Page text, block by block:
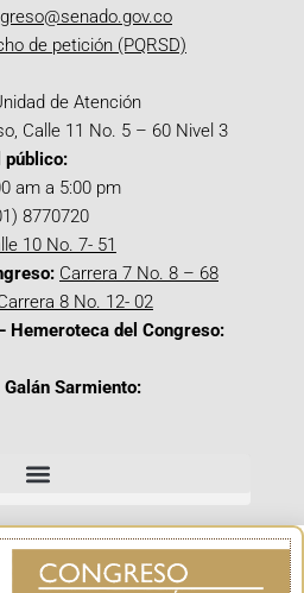
de petición (PQRSD)
de Atención
Calle 11 No. 5 – 60 Nivel 3
público:
am a 5:00 pm
8770720
10 No. 7- 51
Carrera 7 No. 8 – 68
8 No. 12- 02
Hemeroteca del Congreso:
Sarmiento: